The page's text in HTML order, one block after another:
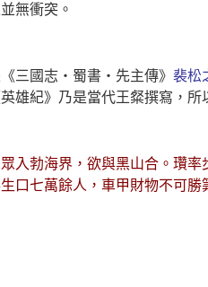
無衝突。
《三國志‧蜀書‧先主傳》 裴松
雄紀》乃是當代王粲撰寫，所
入勃海界，欲與黑山合。瓚
七萬餘人，車甲財物不可勝